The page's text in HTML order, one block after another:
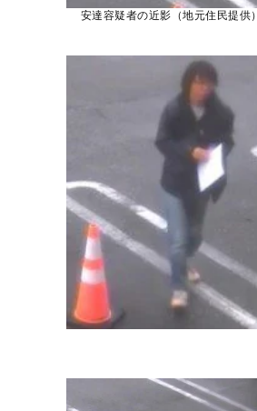
安達容疑者の近影（地元住民提供）